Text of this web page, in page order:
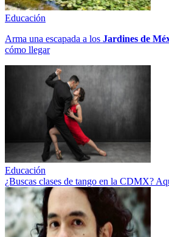
Educación
Arma una escapada a los Jardines de
cómo llegar
Educación
¿Buscas clases de tango en la CDMX?